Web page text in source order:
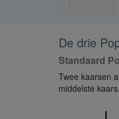
De drie
Standaard
Twee kaarsen
middelste